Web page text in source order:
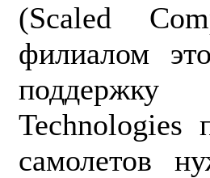
(Scaled
филиалом
Technologies
самолетов